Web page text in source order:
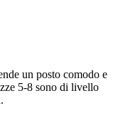
un posto comodo e
5-8 sono di livello